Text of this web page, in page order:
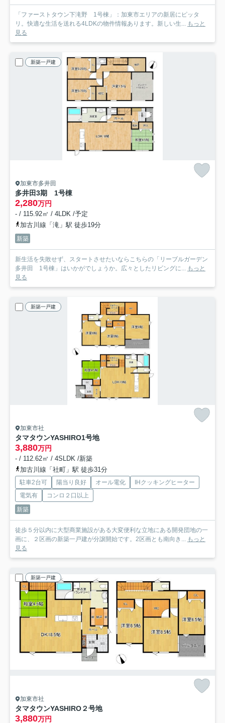
「ファーストタウン下滝野 1号棟」：加東市エリアの新居にピッタ
リ。快適な生活を送れる4LDKの物件情報あります。新しい生... もっと
見る
新築一戸建
加東市多井田
多井田3期 1号棟
2,280万円
- / 115.92㎡ / 4LDK /予定
加古川線「滝」駅 徒歩19分
新築
新生活を失敗せず、スタートさせたいならこちらの「リーブルガーデン
多井田 1号棟」はいかがでしょうか。広々としたリビングに... もっと
見る
新築一戸建
加東市社
タマタウンYASHIRO1号地
3,880万円
- / 112.62㎡ / 4SLDK /新築
加古川線「社町」駅 徒歩31分
駐車2台可 陽当り良好 オール電化
IHクッキングヒーター
電気有
コンロ２口以上
新築
徒歩５分以内に大型商業施設がある大変便利な立地にある開発団地の一
画に、２区画の新築一戸建が分譲開始です。2区画とも南向き... もっと
見る
新築一戸建
加東市社
タマタウンYASHIRO２号地
3,880万円